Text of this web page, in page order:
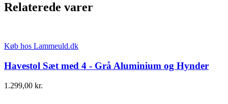
Relaterede varer
Køb hos Lammeuld.dk
Havestol Sæt med 4 - Grå Aluminium og Hynder
1.299,00 kr.